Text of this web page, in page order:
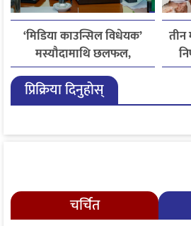
‘मिडिया काउन्सिल विधेयक’
मस्यौदामाथि छलफल,
एआईदेखि पत्रकारको
लाइसेन्ससम्मका विषयमा
सुझाव
तीन
प्रिक्रिया दिनुहोस्
चर्चित